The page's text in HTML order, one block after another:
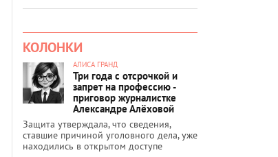
КОЛОНКИ
АЛИСА ГРАНД
Три года с отсрочкой и
запрет на профессию -
приговор журналистке
Александре Алёховой
Защита утверждала, что сведения,
ставшие причиной уголовного дела, уже
находились в открытом доступе